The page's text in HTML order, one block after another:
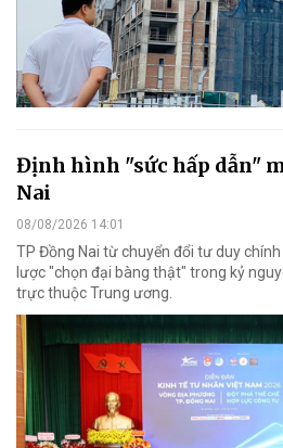
Định hình "sức hấp dẫn"
Nai
08/08/2026 14:01
TP Đồng Nai từ chuyển đổi tư duy
lược "chọn đại bàng thật" trong kỷ
trực thuộc Trung ương.